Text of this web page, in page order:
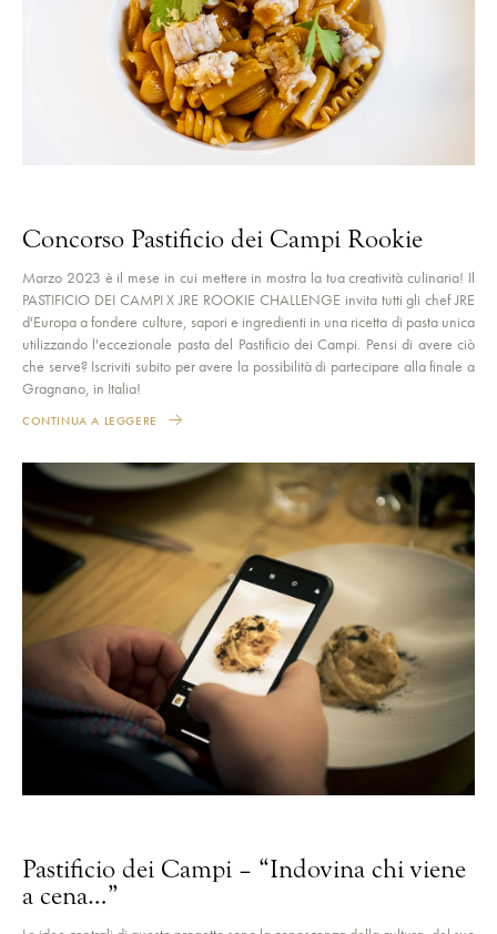
Concorso Pastificio dei Campi Rookie
Marzo 2023 è il mese in cui mettere in mostra la tua creatività culinaria! Il
PASTIFICIO DEI CAMPI X JRE ROOKIE CHALLENGE invita tutti gli chef JRE
d'Europa a fondere culture, sapori e ingredienti in una ricetta di pasta unica
utilizzando l'eccezionale pasta del Pastificio dei Campi. Pensi di avere ciò
che serve? Iscriviti subito per avere la possibilità di partecipare alla finale a
Gragnano, in Italia!
CONTINUA A LEGGERE
Pastificio dei Campi – “Indovina chi viene
a cena…”